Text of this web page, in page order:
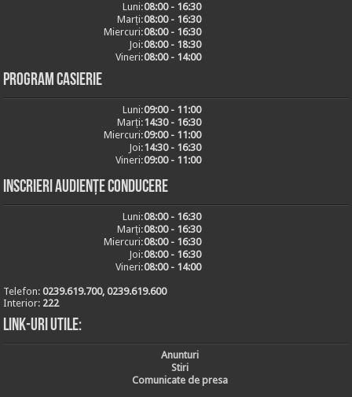
Luni:08:00 - 16:30
Marți:08:00 - 16:30
Miercuri:08:00 - 16:30
Joi:08:00 - 18:30
Vineri:08:00 - 14:00
Program casierie
Luni:09:00 - 11:00
Marți:14:30 - 16:30
Miercuri:09:00 - 11:00
Joi:14:30 - 16:30
Vineri:09:00 - 11:00
Inscrieri audiențe conducere
Luni:08:00 - 16:30
Marți:08:00 - 16:30
Miercuri:08:00 - 16:30
Joi:08:00 - 16:30
Vineri:08:00 - 14:00
Telefon:0239.619.700, 0239.619.600
Interior: 222
Link-uri utile:
Anunturi
Stiri
Comunicate de presa